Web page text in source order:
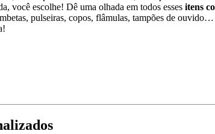
você escolhe! Dê uma olhada em todos esses itens
pulseiras, copos, flâmulas, tampões de